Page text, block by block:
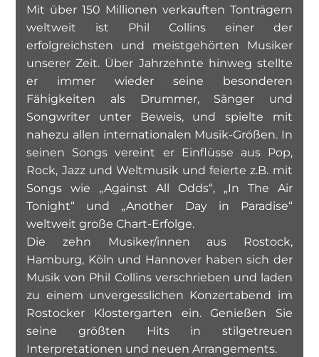
Mit über 150 Millionen verkauften Tonträgern
weltweit ist Phil Collins einer der
erfolgreichsten und meistgehörten Musiker
unserer Zeit. Über Jahrzehnte hinweg stellte
er immer wieder seine besonderen
Fähigkeiten als Drummer, Sänger und
Songwriter unter Beweis, und spielte mit
nahezu allen internationalen Musik-Größen. In
seinen Songs vereint er Einflüsse aus Pop,
Rock, Jazz und Weltmusik und feierte z.B. mit
Songs wie „Against All Odds“, „In The Air
Tonight“ und „Another Day in Paradise“
weltweit große Chart-Erfolge.
Die zehn Musiker/innen aus Rostock,
Hamburg, Köln und Hannover haben sich der
Musik von Phil Collins verschrieben und laden
zu einem unvergesslichen Konzertabend im
Rostocker Klostergarten ein. Genießen Sie
seine größten Hits in stilgetreuen
Interpretationen und neuen Arrangements.